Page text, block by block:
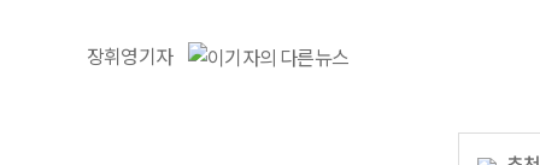
장휘영기자